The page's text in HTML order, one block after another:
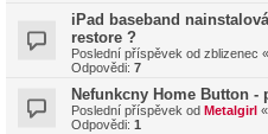
iPad baseband
restore ?
Poslední příspěvek od zblizenec «
Odpovědi: 7
Nefunkcny Home Button -
Poslední příspěvek od Metalgirl «
Odpovědi: 1